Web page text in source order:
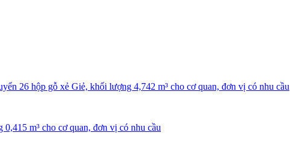
26 hộp gỗ xẻ Giẻ, khối lượng 4,742 m³ cho cơ quan, đơn vị có nhu cầu
m³ cho cơ quan, đơn vị có nhu cầu